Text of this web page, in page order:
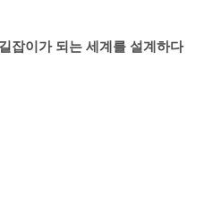
잡이가 되는 세계를 설계하다